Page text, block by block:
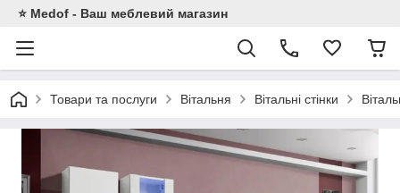
⭐ Medof - Ваш меблевий магазин
Товари та послуги Вітальня Вітальні стінки